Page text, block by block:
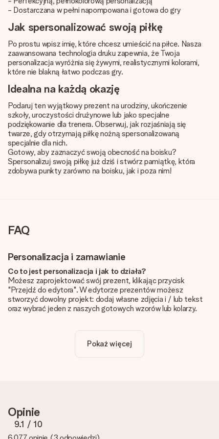
- Dostarczana w pełni napompowana i gotowa do gry
Jak spersonalizować swoją piłkę
Po prostu wpisz imię, które chcesz umieścić na piłce. Nasza
zaawansowana technologia druku zapewnia, że Twoja
personalizacja wyróżnia się żywymi, realistycznymi kolorami,
które nie blakną łatwo podczas gry.
Idealna na każdą okazję
Podaruj ten wyjątkowy prezent na urodziny, ukończenie
szkoły, uroczystości drużynowe lub jako specjalne
podziękowanie dla trenera. Obserwuj, jak rozjaśniają się
twarze, gdy otrzymają piłkę nożną spersonalizowaną
specjalnie dla nich.
Gotowy, aby zaznaczyć swoją obecność na boisku?
Spersonalizuj swoją piłkę już dziś i stwórz pamiątkę, która
zdobywa punkty zarówno na boisku, jak i poza nim!
FAQ
Personalizacja i zamawianie
Co to jest personalizacja i jak to działa?
Możesz zaprojektować swój prezent, klikając przycisk
"Przejdź do edytora". W edytorze prezentów możesz
stworzyć dowolny projekt: dodaj własne zdjęcia i / lub tekst
oraz wybrać jeden z naszych gotowych wzorów lub kolarzy.
Cena podana na stronie internetowej obejmuje personalizację
Twojego prezentu - ilość zdjęć lub tekstów nie wpływa na
wysokiej jakości. Jeśli nie masz pewności co do jakości zdjęcia,
skontaktuj się z naszym działem obsługi klienta i dołącz
zdjęcie wraz z prezentem, który chcesz zamówić. Będą oni
Pokaż więcej
Opinie
9.1 / 10